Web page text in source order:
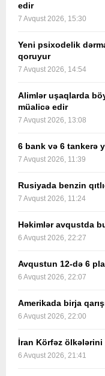
edir
7 Avqust 2026, 15:30
Yeni psixodelik
qoruyur
7 Avqust 2026, 14:54
Alimlər uşaqlarda
müalicə edir
7 Avqust 2026, 13:08
6 bank və 6 tankerə
7 Avqust 2026, 11:39
Rusiyada benzin
7 Avqust 2026, 11:24
Həkimlər avqustda
6 Avqust 2026, 22:27
Avqustun 12-də 6
6 Avqust 2026, 22:07
Amerikada birja
6 Avqust 2026, 22:00
İran Körfəz ölkələrini
6 Avqust 2026, 21:41